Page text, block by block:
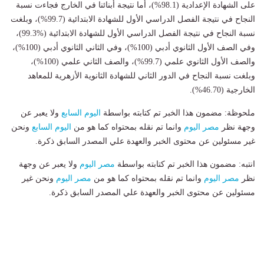
على ‏الشهادة الإعدادية (98.1%)‏، أما نتيجة أبنائنا في الخارج فجاءت نسبة
النجاح في نتيجة الفصل الدراسي ‏الأول للشهادة الابتدائية (99.7%)، وبلغت
نسبة النجاح في نتيجة الفصل الدراسي الأول للشهادة الابتدائية ‏‏(99.3%)،
‏وفي الصف الأول الثانوي أدبي (100%)، وفي الثاني الثانوي أدبي (100%)،
والصف ‏الأول الثانوي علمي (99.7%)، والصف الثاني علمي (100%)،
وبلغت نسبة النجاح في الدور الثاني ‏للشهادة الثانوية الأزهرية للمعاهد
الخارجية (46.70%).‏
ملحوظة: مضمون هذا الخبر تم كتابته بواسطة اليوم السابع ولا يعبر عن
وجهة نظر مصر اليوم وانما تم نقله بمحتواه كما هو من اليوم السابع ونحن
غير مسئولين عن محتوى الخبر والعهدة علي المصدر السابق ذكرة.
انتبه: مضمون هذا الخبر تم كتابته بواسطة مصر اليوم ولا يعبر عن وجهة
نظر مصر اليوم وانما تم نقله بمحتواه كما هو من مصر اليوم ونحن غير
مسئولين عن محتوى الخبر والعهدة علي المصدر السابق ذكرة.